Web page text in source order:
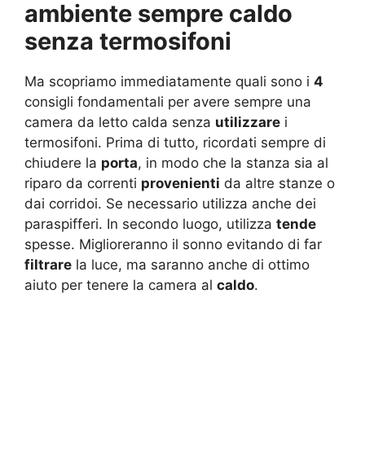
ambiente sempre caldo
senza termosifoni
Ma scopriamo immediatamente quali sono i 4
consigli fondamentali per avere sempre una
camera da letto calda senza utilizzare i
termosifoni. Prima di tutto, ricordati sempre di
chiudere la porta, in modo che la stanza sia al
riparo da correnti provenienti da altre stanze o
dai corridoi. Se necessario utilizza anche dei
paraspifferi. In secondo luogo, utilizza tende
spesse. Miglioreranno il sonno evitando di far
filtrare la luce, ma saranno anche di ottimo
aiuto per tenere la camera al caldo.